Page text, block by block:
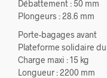
Débattement : 50 mm
Plongeurs : 28.6 mm
Porte-bagages avant
Plateforme solidaire
Charge maxi : 15 kg
Longueur : 2200 mm